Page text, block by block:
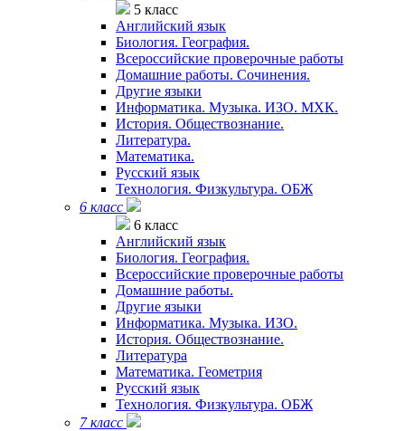
5 класс
Английский язык
Биология. География.
Всероссийские проверочные работы
Домашние работы. Сочинения.
Другие языки
Информатика. Музыка. ИЗО. МХК.
История. Обществознание.
Литература.
Математика.
Русский язык
Технология. Физкультура. ОБЖ
6 класс
6 класс
Английский язык
Биология. География.
Всероссийские проверочные работы
Домашние работы.
Другие языки
Информатика. Музыка. ИЗО.
История. Обществознание.
Литература
Математика. Геометрия
Русский язык
Технология. Физкультура. ОБЖ
7 класс